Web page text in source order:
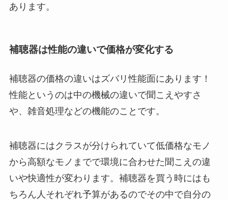
あります。
補聴器は性能の違いで価格が変化する
補聴器の価格の違いはズバリ性能面にあります！
性能というのは中の機械の違いで聞こえやすさ
や、雑音処理などの機能のことです。
補聴器にはクラスが分けられていて低価格なモノ
から高額なモノまでで環境に合わせた聞こえの違
いや快適性が変わります。補聴器を買う時にはも
ちろん人それぞれ予算があるのでその中で自分の